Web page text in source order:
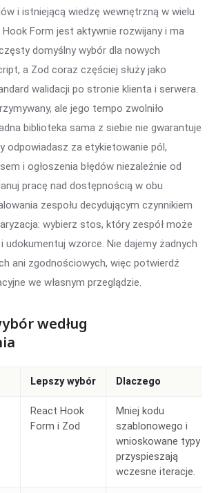
i istniejącą wiedzę wewnętrzną w wielu
Hook Form jest aktywnie rozwijany i ma
domyślny wybór dla nowych
a Zod coraz częściej służy jako
walidacji po stronie klienta i serwera.
ale jego tempo zwolniło
biblioteka sama z siebie nie gwarantuje
odpowiadasz za etykietowanie pól,
i ogłoszenia błędów niezależnie od
pracę nad dostępnością w obu
zespołu decydującym czynnikiem
wybierz stos, który zespół może
udokumentuj wzorce. Nie dajemy żadnych
ani zgodnościowych, więc potwierdź
we własnym przeglądzie.
według
Lepszy wybór Dlaczego
React Hook
Form i Zod
Mniej kodu
szablonowego i
wnioskowane typy
przyspieszają
wczesne iteracje.